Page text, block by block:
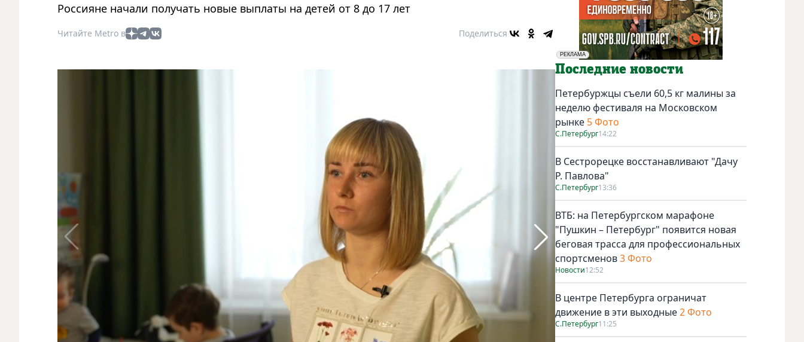
Россияне начали получать новые выплаты на детей от 8 до 17 лет
Читайте Metro в Поделиться
РЕКЛАМА
Социальная реклама
Последние новости
Петербуржцы съели 60,5 кг малины за
неделю фестиваля на Московском
рынке 5 Фото
С.Петербург14:22
В Сестрорецке восстанавливают "Дачу
Р. Павлова"
С.Петербург13:36
ВТБ: на Петербургском марафоне
"Пушкин – Петербург" появится новая
беговая трасса для профессиональных
спортсменов3 Фото
Новости12:52
В центре Петербурга ограничат
движение в эти выходные2 Фото
С.Петербург11:25